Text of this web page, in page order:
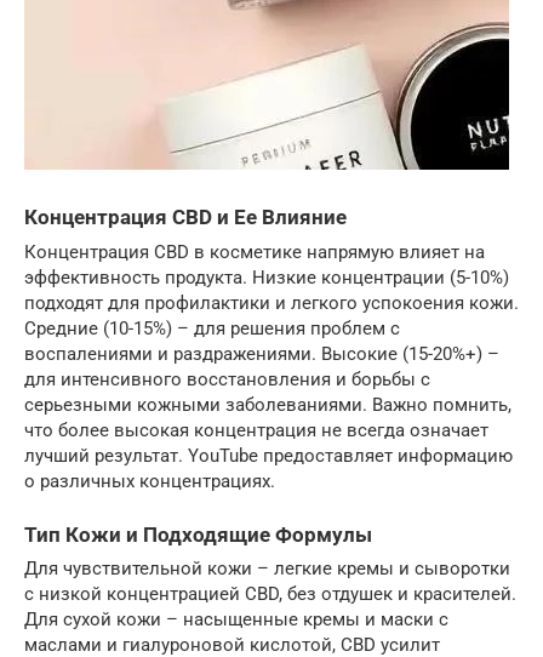
Концентрация CBD и Ее Влияние
Концентрация CBD в косметике напрямую влияет на
эффективность продукта. Низкие концентрации (5-10%)
подходят для профилактики и легкого успокоения кожи.
Средние (10-15%) – для решения проблем с
воспалениями и раздражениями. Высокие (15-20%+) –
для интенсивного восстановления и борьбы с
серьезными кожными заболеваниями. Важно помнить,
что более высокая концентрация не всегда означает
лучший результат. YouTube предоставляет информацию
о различных концентрациях.
Тип Кожи и Подходящие Формулы
Для чувствительной кожи – легкие кремы и сыворотки
с низкой концентрацией CBD, без отдушек и красителей.
Для сухой кожи – насыщенные кремы и маски с
маслами и гиалуроновой кислотой, CBD усилит